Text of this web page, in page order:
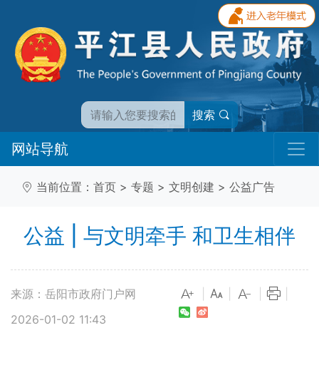
搜索
网站导航
当前位置： 首页 > 专题 > 文明创建 > 公益广告
公益 | 与文明牵手 和卫生相伴
来源：岳阳市政府门户网
2026-01-02 11:43